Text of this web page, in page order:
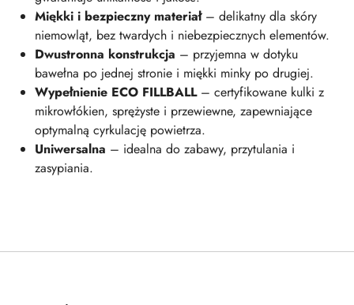
Miękki i bezpieczny materiał– delikatny dla skóry
niemowląt, bez twardych i niebezpiecznych elementów.
Dwustronna konstrukcja – przyjemna w dotyku
bawełna po jednej stronie i miękki minky po drugiej.
Wypełnienie ECO FILLBALL– certyfikowane kulki z
mikrowłókien, sprężyste i przewiewne, zapewniające
optymalną cyrkulację powietrza.
Uniwersalna – idealna do zabawy, przytulania i
zasypiania.